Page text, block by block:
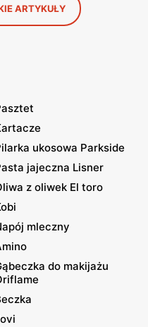
ARTYKUŁY
ukosowa Parkside
jajeczna Lisner
z oliwek El toro
mleczny
do makijażu